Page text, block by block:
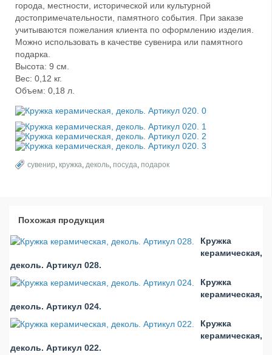
города, местности, исторической или культурной
достопримечательности, памятного события. При заказе
учитываются пожелания клиента по оформлению изделия.
Можно использовать в качестве сувенира или памятного
подарка.
Высота: 9 см.
Вес: 0,12 кг.
Объем: 0,18 л.
сувенир, кружка, деколь, посуда, подарок
Похожая продукция
Кружка
керамическая,
деколь. Артикул 028.
Кружка
керамическая,
деколь. Артикул 024.
Кружка
керамическая,
деколь. Артикул 022.